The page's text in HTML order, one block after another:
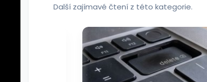
Další zajímavé čtení z této kategorie.